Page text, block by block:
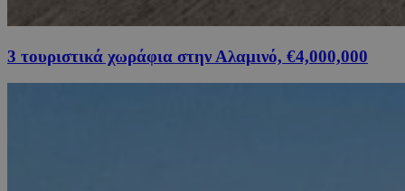
3 τουριστικά χωράφια στην Αλαμινό, €4,000,000